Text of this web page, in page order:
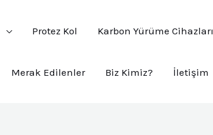
Protez Kol Karbon Yürüme Cihazları
Merak Edilenler Biz Kimiz? İletişim